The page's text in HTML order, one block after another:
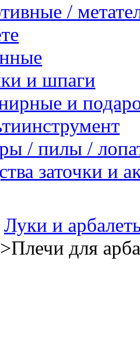
/
и шпаги
и
/ пилы /
заточки и
Луки и
>Плечи для